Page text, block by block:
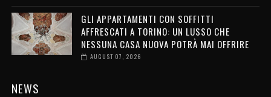
GLI APPARTAMENTI CON SOFFITTI
AFFRESCATI A TORINO: UN LUSSO CHE
NESSUNA CASA NUOVA POTRÀ MAI OFFRIRE
AUGUST 07, 2026
NEWS